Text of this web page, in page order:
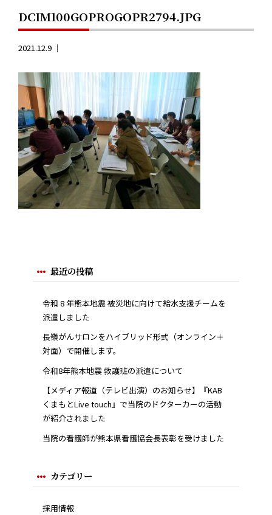
DCIM100GOPROGOPR2794.JPG
2021.12.9 ｜
最近の投稿
令和 8 年熊本地震 被災地に向けて給水支援チームを
派遣しました
長嶺がんサロンをハイブリッド形式（オンライン＋
対面）で開催します。
令和8年熊本地震 救護班の派遣について
【メディア報道（テレビ出演）のお知らせ】『KAB
くまもとLive touch』で当院のドクターカーの活動
が紹介されました
当院の看護師が熊本県看護協会長表彰を受けました
カテゴリー
採用情報